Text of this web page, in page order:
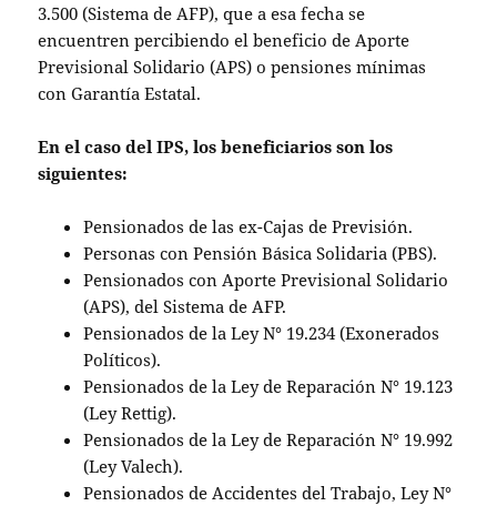
3.500 (Sistema de AFP), que a esa fecha se
encuentren percibiendo el beneficio de Aporte
Previsional Solidario (APS) o pensiones mínimas
con Garantía Estatal.
En el caso del IPS, los beneficiarios son los
siguientes:
Pensionados de las ex-Cajas de Previsión.
Personas con Pensión Básica Solidaria (PBS).
Pensionados con Aporte Previsional Solidario
(APS), del Sistema de AFP.
Pensionados de la Ley N° 19.234 (Exonerados
Políticos).
Pensionados de la Ley de Reparación N° 19.123
(Ley Rettig).
Pensionados de la Ley de Reparación N° 19.992
(Ley Valech).
Pensionados de Accidentes del Trabajo, Ley N°